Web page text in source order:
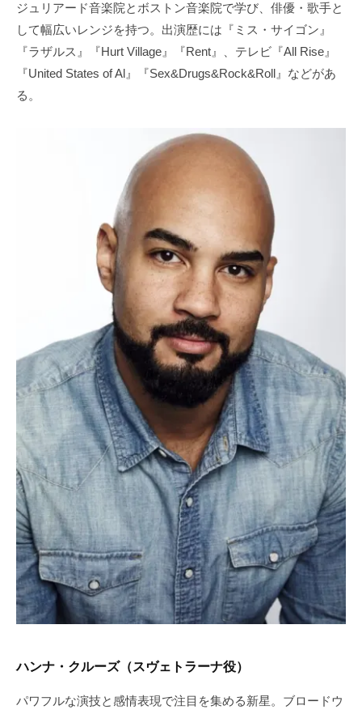
ジュリアード音楽院とボストン音楽院で学び、俳優・歌手と
して幅広いレンジを持つ。出演歴には『ミス・サイゴン』
『ラザルス』『Hurt Village』『Rent』、テレビ『All Rise』
『United States of Al』『Sex&Drugs&Rock&Roll』などがあ
る。
ハンナ・クルーズ（スヴェトラーナ役）
パワフルな演技と感情表現で注目を集める新星。ブロードウ